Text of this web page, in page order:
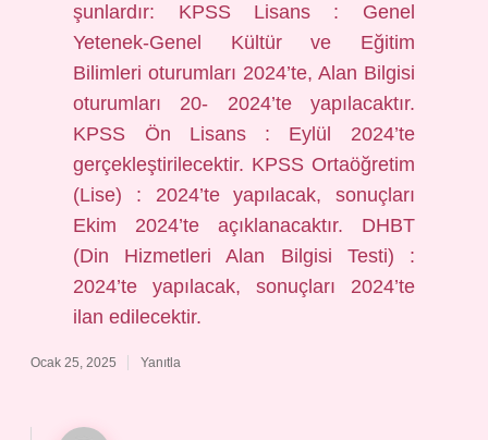
şunlardır: KPSS Lisans : Genel
Yetenek-Genel Kültür ve Eğitim
Bilimleri oturumları 2024’te, Alan Bilgisi
oturumları 20- 2024’te yapılacaktır.
KPSS Ön Lisans : Eylül 2024’te
gerçekleştirilecektir. KPSS Ortaöğretim
(Lise) : 2024’te yapılacak, sonuçları
Ekim 2024’te açıklanacaktır. DHBT
(Din Hizmetleri Alan Bilgisi Testi) :
2024’te yapılacak, sonuçları 2024’te
ilan edilecektir.
Ocak 25, 2025 Yanıtla